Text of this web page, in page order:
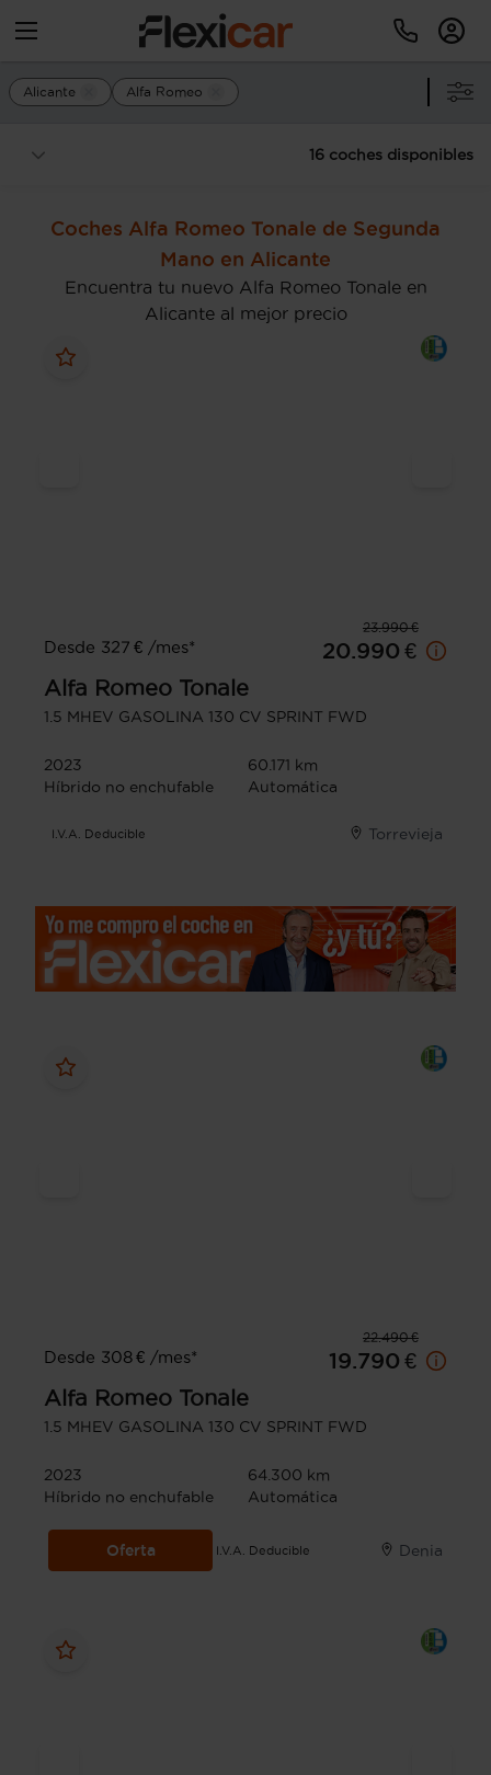
Alicante Alfa Romeo
16 coches disponibles
Coches Alfa Romeo Tonale de Segunda
Mano en Alicante
Encuentra tu nuevo Alfa Romeo Tonale en
Alicante al mejor precio
23.990 €
Desde 327 € /mes*
20.990 €
Alfa Romeo Tonale
1.5 MHEV GASOLINA 130 CV SPRINT FWD
2023
60.171 km
Híbrido no enchufable
Automática
I.V.A. Deducible Torrevieja
22.490 €
Desde 308 € /mes*
19.790 €
Alfa Romeo Tonale
1.5 MHEV GASOLINA 130 CV SPRINT FWD
2023
64.300 km
Híbrido no enchufable
Automática
Oferta I.V.A. Deducible Denia